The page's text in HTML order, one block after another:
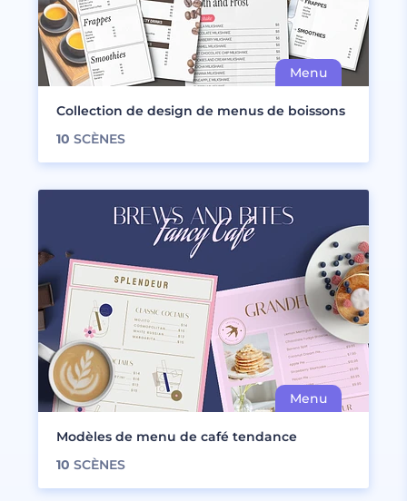
Collection de design de menus de boissons
10 SCÈNES
Modèles de menu de café tendance
10 SCÈNES